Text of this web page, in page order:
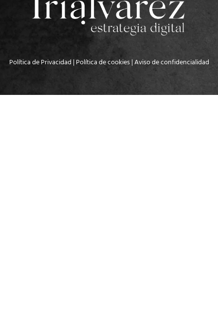
Política de Privacidad | Política de cookies|Aviso de confidencialidad